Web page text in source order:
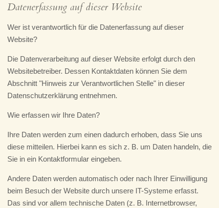
Datenerfassung auf dieser Website
Wer ist verantwortlich für die Datenerfassung auf dieser
Website?
Die Datenverarbeitung auf dieser Website erfolgt durch den
Websitebetreiber. Dessen Kontaktdaten können Sie dem
Abschnitt "Hinweis zur Verantwortlichen Stelle" in dieser
Datenschutzerklärung entnehmen.
Wie erfassen wir Ihre Daten?
Ihre Daten werden zum einen dadurch erhoben, dass Sie uns
diese mitteilen. Hierbei kann es sich z. B. um Daten handeln, die
Sie in ein Kontaktformular eingeben.
Andere Daten werden automatisch oder nach Ihrer Einwilligung
beim Besuch der Website durch unsere IT-Systeme erfasst.
Das sind vor allem technische Daten (z. B. Internetbrowser,